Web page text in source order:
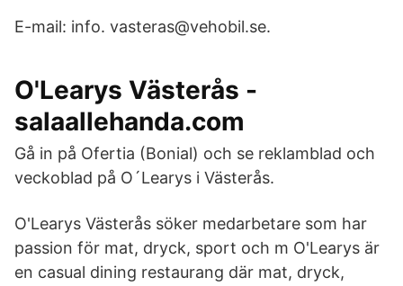
E-mail: info. vasteras@vehobil.se.
O'Learys Västerås -
salaallehanda.com
Gå in på Ofertia (Bonial) och se reklamblad och
veckoblad på O´Learys i Västerås.
O'Learys Västerås söker medarbetare som har
passion för mat, dryck, sport och m O'Learys är
en casual dining restaurang där mat, dryck,